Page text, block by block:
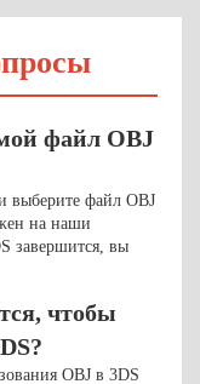
файл OBJ
выберите файл OBJ
на наши
завершится, вы
чтобы
OBJ в 3DS